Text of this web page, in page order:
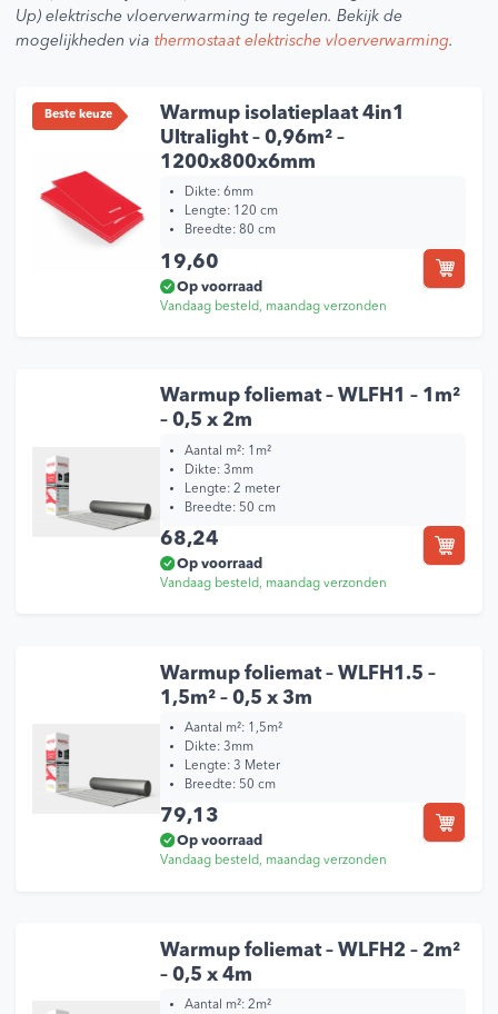
Up) elektrische vloerverwarming te regelen. Bekijk de
mogelijkheden viathermostaat elektrische vloerverwarming.
Beste keuze
Warmup isolatieplaat 4in1
Ultralight – 0,96m² –
1200x800x6mm
Dikte: 6mm
Lengte: 120 cm
Breedte: 80 cm
19,60
Op voorraad
Vandaag besteld, maandag verzonden
Warmup foliemat – WLFH1 – 1m²
– 0,5 x 2m
Aantal m²: 1m²
Dikte: 3mm
Lengte: 2 meter
Breedte: 50 cm
68,24
Op voorraad
Vandaag besteld, maandag verzonden
Warmup foliemat – WLFH1.5 –
1,5m² – 0,5 x 3m
Aantal m²: 1,5m²
Dikte: 3mm
Lengte: 3 Meter
Breedte: 50 cm
79,13
Op voorraad
Vandaag besteld, maandag verzonden
Warmup foliemat – WLFH2 – 2m²
– 0,5 x 4m
Aantal m²: 2m²